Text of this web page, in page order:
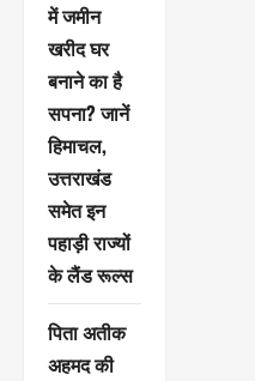
में जमीन
खरीद घर
बनाने का है
सपना? जानें
हिमाचल,
उत्तराखंड
समेत इन
पहाड़ी राज्यों
के लैंड रूल्स
पिता अतीक
अहमद की